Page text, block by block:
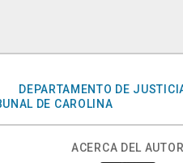
DEPARTAMENTO DE
DE CAROLINA
ACERCA DEL AUTOR